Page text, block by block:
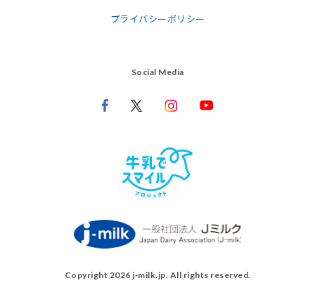
Copyright 2026 j‑milk.jp. All rights reserved.
プライバシーポリシー
Social Media